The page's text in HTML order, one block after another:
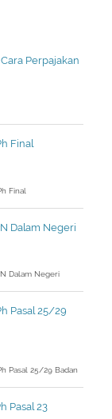
Perpajakan
Final
Final
Dalam Negeri
Dalam Negeri
Pasal 25/29
Pasal 25/29 Badan
Pasal 23